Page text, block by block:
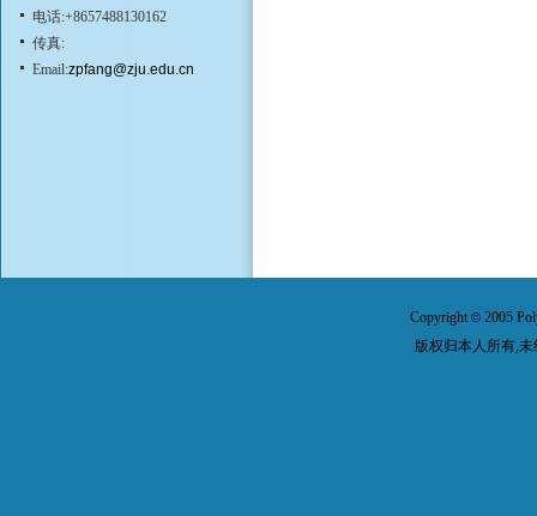
电话:+8657488130162
传真:
Email:zpfang@zju.edu.cn
Copyright© 2005
版权归本人所有,